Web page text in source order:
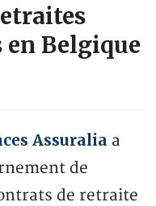
Belgique
Assuralia a
de
de retraite